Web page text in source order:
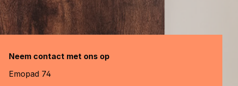
Neem contact met ons op
Emopad 74